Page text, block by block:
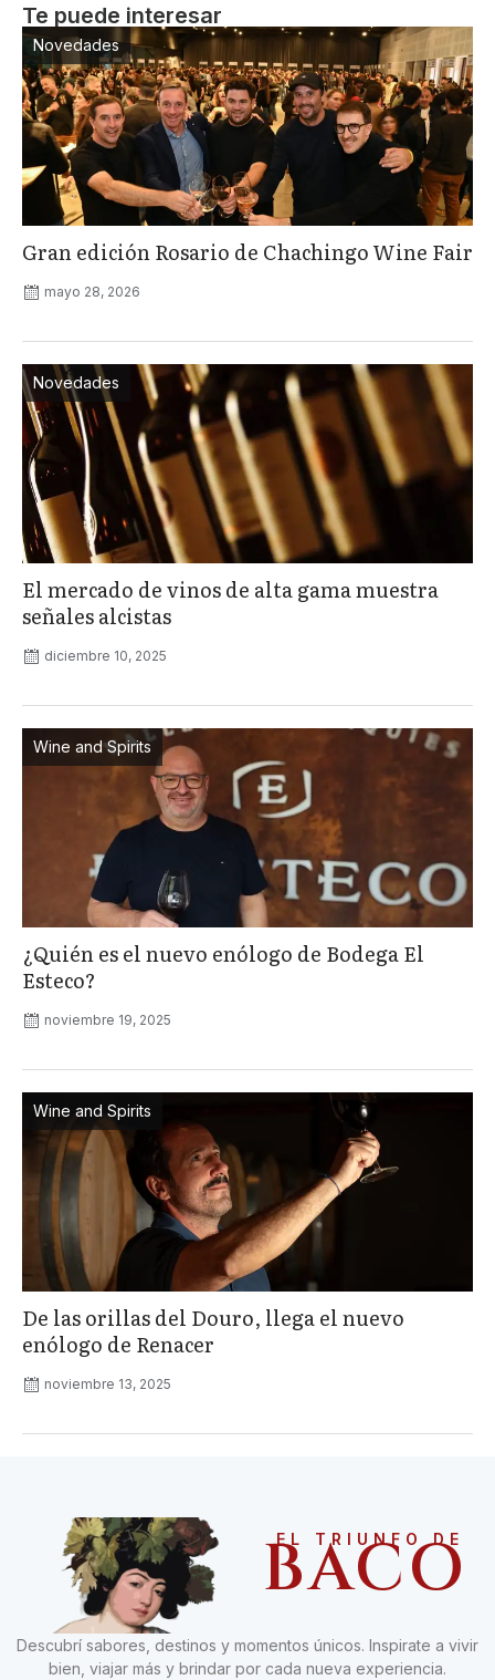
Te puede interesar
Novedades
Gran edición Rosario de Chachingo Wine Fair
mayo 28, 2026
Novedades
El mercado de vinos de alta gama muestra
señales alcistas
diciembre 10, 2025
Wine and Spirits
¿Quién es el nuevo enólogo de Bodega El
Esteco?
noviembre 19, 2025
Wine and Spirits
De las orillas del Douro, llega el nuevo
enólogo de Renacer
noviembre 13, 2025
EL TRIUNFO DE
BACO
Descubrí sabores, destinos y momentos únicos. Inspirate a vivir
bien, viajar más y brindar por cada nueva experiencia.